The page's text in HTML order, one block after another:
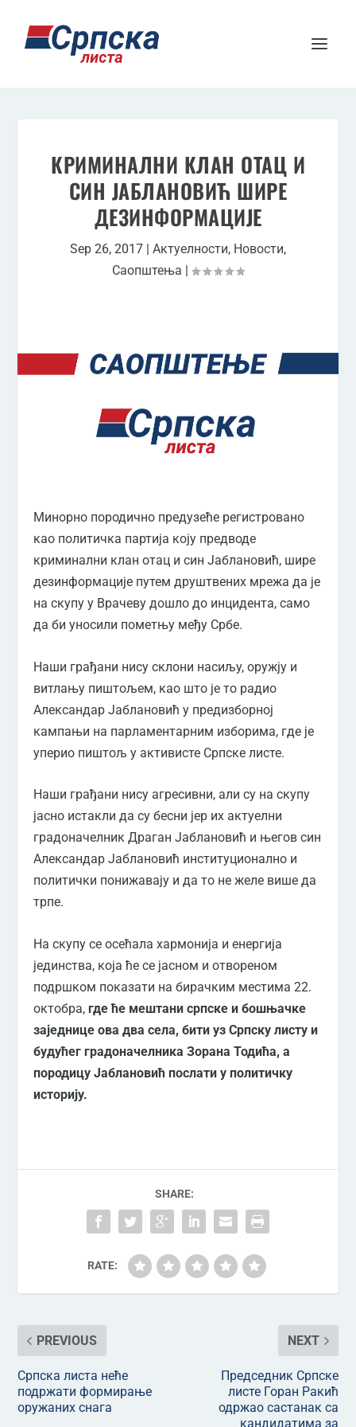
КРИМИНАЛНИ КЛАН ОТАЦ И
СИН ЈАБЛАНОВИЋ ШИРЕ
ДЕЗИНФОРМАЦИЈЕ
Sep 26, 2017 | Актуелности, Новости,
Саопштења |
Минорно породично предузеће регистровано
као политичка партија коју предводе
криминални клан отац и син Јаблановић, шире
дезинформације путем друштвених мрежа да је
на скупу у Врачеву дошло до инцидента, само
да би уносили пометњу међу Србе.
Наши грађани нису склони насиљу, оружју и
витлању пиштољем, као што је то радио
Александар Јаблановић у предизборној
кампањи на парламентарним изборима, где је
уперио пиштољ у активисте Српске листе.
Наши грађани нису агресивни, али су на скупу
јасно истакли да су бесни јер их актуелни
градоначелник Драган Јаблановић и његов син
Александар Јаблановић институционално и
политички понижавају и да то не желе више да
трпе.
На скупу се осећала хармонија и енергија
јединства, која ће се јасном и отвореном
подршком показати на бирачким местима 22.
октобра,где ће мештани српске и бошњачке
заједнице ова два села, бити уз Српску листу и
будућег градоначелника Зорана Тодића, а
породицу Јаблановић послати у политичку
историју.
SHARE:
RATE:
PREVIOUS
Српска листа неће
подржати формирање
оружаних снага
NEXT
Председник Српске
листе Горан Ракић
одржао састанак са
кандидатима за